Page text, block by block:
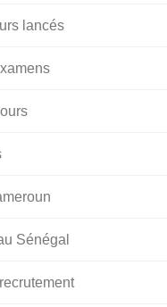
lancés
Sénégal